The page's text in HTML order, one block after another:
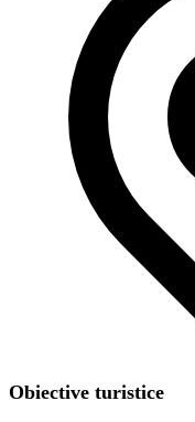
Obiective turistice